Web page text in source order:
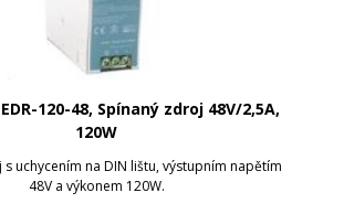
120-48, Spínaný zdroj 48V/2,5A,
120W
uchycením na DIN lištu, výstupním napětím
48V a výkonem 120W.